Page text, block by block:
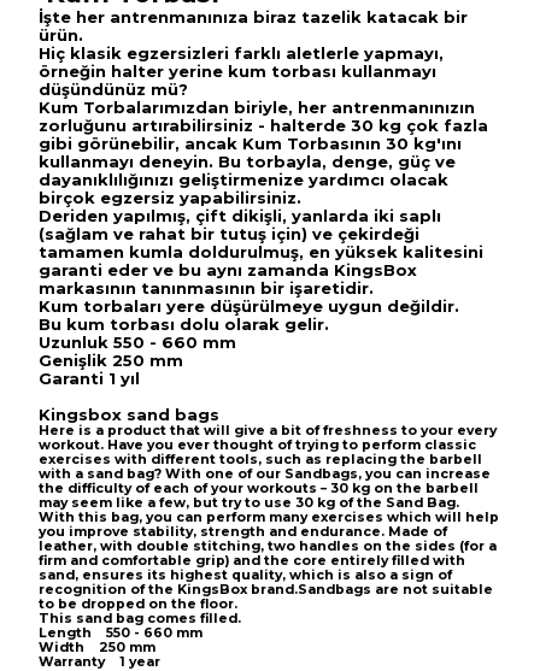
İşte her antrenmanınıza biraz tazelik katacak bir
ürün.
Hiç klasik egzersizleri farklı aletlerle yapmayı,
örneğin halter yerine kum torbası kullanmayı
düşündünüz mü?
Kum Torbalarımızdan biriyle, her antrenmanınızın
zorluğunu artırabilirsiniz - halterde 30 kg çok fazla
gibi görünebilir, ancak Kum Torbasının 30 kg'ını
kullanmayı deneyin. Bu torbayla, denge, güç ve
dayanıklılığınızı geliştirmenize yardımcı olacak
birçok egzersiz yapabilirsiniz.
Deriden yapılmış, çift dikişli, yanlarda iki saplı
(sağlam ve rahat bir tutuş için) ve çekirdeği
tamamen kumla doldurulmuş, en yüksek kalitesini
garanti eder ve bu aynı zamanda KingsBox
markasının tanınmasının bir işaretidir.
Kum torbaları yere düşürülmeye uygun değildir.
Bu kum torbası dolu olarak gelir.
Uzunluk 550 - 660 mm
Genişlik 250 mm
Garanti 1 yıl
Kingsbox sand bags
Here is a product that will give a bit of freshness to your every
workout. Have you ever thought of trying to perform classic
exercises with different tools, such as replacing the barbell
with a sand bag? With one of our Sandbags, you can increase
the difficulty of each of your workouts – 30 kg on the barbell
may seem like a few, but try to use 30 kg of the Sand Bag.
With this bag, you can perform many exercises which will help
you improve stability, strength and endurance. Made of
leather, with double stitching, two handles on the sides (for a
firm and comfortable grip) and the core entirely filled with
sand, ensures its highest quality, which is also a sign of
recognition of the KingsBox brand.Sandbags are not suitable
to be dropped on the floor.
This sand bag comes filled.
Length 550 - 660 mm
Width 250 mm
Warranty 1 year